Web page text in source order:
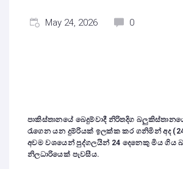
May 24, 2026 0
පාකිස්තානයේ බෙදුම්වාදී නිරිතදිග
රැගෙන යන දුම්රියක් ඉලක්ක කර ගනිමින් අද
අවම වශයෙන් පුද්ගලයින් 24 දෙනෙකු මිය ගිය
නිලධාරියෙක් පැවසීය.